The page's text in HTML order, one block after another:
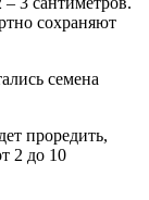
сохраняют
семена
проредить,
2 до 10